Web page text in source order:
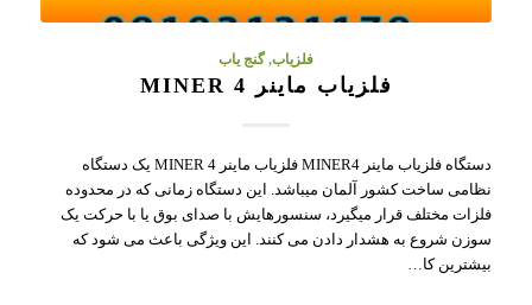
فلزیاب,گنج یاب
فلزیاب ماینر MINER 4
دستگاه فلزیاب ماینر MINER4 فلزیاب ماینر MINER 4 یک دستگاه
نظامی ساخت کشور آلمان میباشد. این دستگاه زمانی که در محدوده
فلزات مختلف قرار میگیرد، سنسورهایش با صدای بوق یا با حرکت یک
سوزن شروع به هشدار دادن می کنند. این ویژگی باعث می شود که
بیشترین کا…